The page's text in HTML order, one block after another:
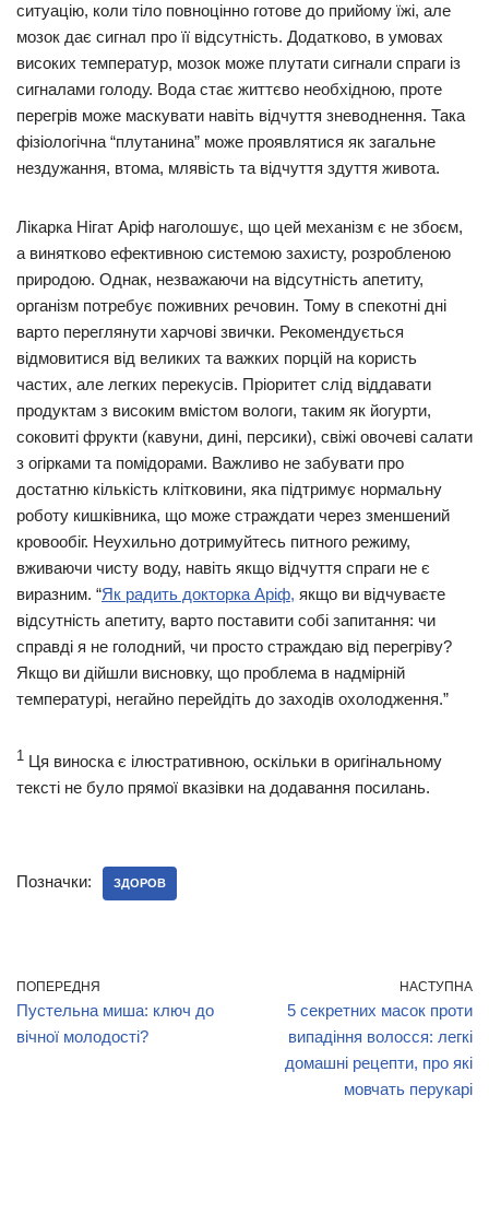
ситуацію, коли тіло повноцінно готове до прийому їжі, але
мозок дає сигнал про її відсутність. Додатково, в умовах
високих температур, мозок може плутати сигнали спраги із
сигналами голоду. Вода стає життєво необхідною, проте
перегрів може маскувати навіть відчуття зневоднення. Така
фізіологічна “плутанина” може проявлятися як загальне
нездужання, втома, млявість та відчуття здуття живота.
Лікарка Нігат Аріф наголошує, що цей механізм є не збоєм,
а винятково ефективною системою захисту, розробленою
природою. Однак, незважаючи на відсутність апетиту,
організм потребує поживних речовин. Тому в спекотні дні
варто переглянути харчові звички. Рекомендується
відмовитися від великих та важких порцій на користь
частих, але легких перекусів. Пріоритет слід віддавати
продуктам з високим вмістом вологи, таким як йогурти,
соковиті фрукти (кавуни, дині, персики), свіжі овочеві салати
з огірками та помідорами. Важливо не забувати про
достатню кількість клітковини, яка підтримує нормальну
роботу кишківника, що може страждати через зменшений
кровообіг. Неухильно дотримуйтесь питного режиму,
вживаючи чисту воду, навіть якщо відчуття спраги не є
виразним. “Як радить докторка Аріф, якщо ви відчуваєте
відсутність апетиту, варто поставити собі запитання: чи
справді я не голодний, чи просто страждаю від перегріву?
Якщо ви дійшли висновку, що проблема в надмірній
температурі, негайно перейдіть до заходів охолодження.”
1 Ця виноска є ілюстративною, оскільки в оригінальному
тексті не було прямої вказівки на додавання посилань.
Позначки: ЗДОРОВ
ПОПЕРЕДНЯ
Пустельна миша: ключ до
вічної молодості?
НАСТУПНА
5 секретних масок проти
випадіння волосся: легкі
домашні рецепти, про які
мовчать перукарі